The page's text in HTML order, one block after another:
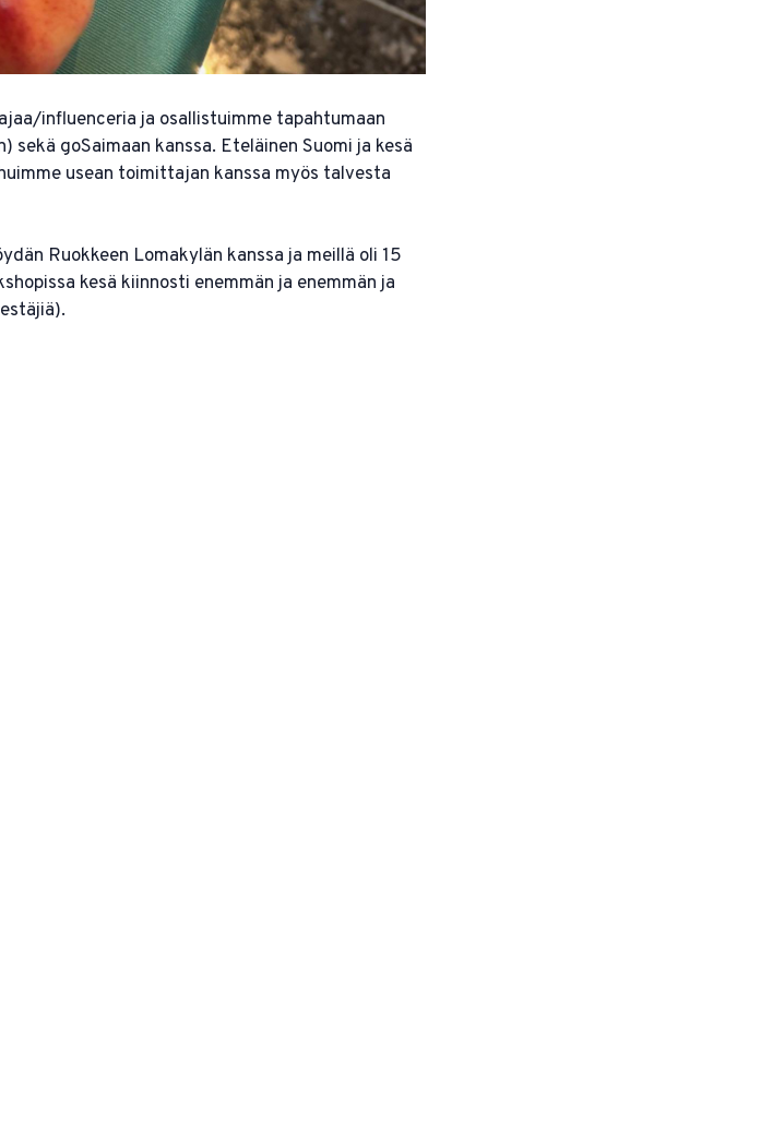
influenceria ja osallistuimme tapahtumaan
sekä goSaimaan kanssa. Eteläinen Suomi ja kesä
usean toimittajan kanssa myös talvesta
Ruokkeen Lomakylän kanssa ja meillä oli 15
kesä kiinnosti enemmän ja enemmän ja